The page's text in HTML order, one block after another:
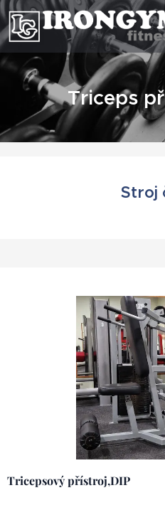
Triceps
Stroj
Tricepsový přístroj,DIP